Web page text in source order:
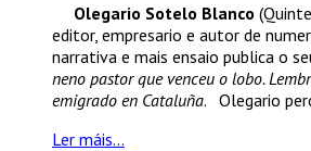
Olegario Sotelo Blanco
editor, empresario e autor de
narrativa e mais ensaio publica o
neno pastor que venceu o lobo.
emigrado en Cataluña. Olegario
Ler máis...